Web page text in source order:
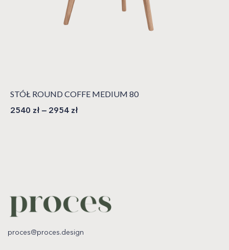
STÓŁ ROUND COFFE MEDIUM 80
2540 zł – 2954 zł
proces@proces.design